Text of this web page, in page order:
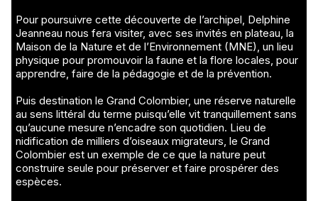
Pour poursuivre cette découverte de l’archipel, Delphine
Jeanneau nous fera visiter, avec ses invités en plateau, la
Maison de la Nature et de l’Environnement (MNE), un lieu
physique pour promouvoir la faune et la flore locales, pour
apprendre, faire de la pédagogie et de la prévention.
Puis destination le Grand Colombier, une réserve naturelle
au sens littéral du terme puisqu’elle vit tranquillement sans
qu’aucune mesure n’encadre son quotidien. Lieu de
nidification de milliers d’oiseaux migrateurs, le Grand
Colombier est un exemple de ce que la nature peut
construire seule pour préserver et faire prospérer des
espèces.